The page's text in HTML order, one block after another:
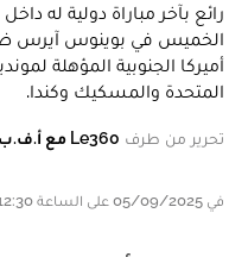
رائع بآخر مباراة دولية له
المتحدة والمسكيك وكندا.
تحرير من طرف Le360 مع أ.ف.ب
في 05/09/2025 على الساعة 12:30